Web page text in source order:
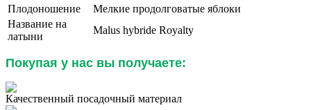
Плодоношение
Мелкие продолговатые яблоки
Название на
латыни
Malus hybride Royalty
Покупая у нас вы получаете:
Качественный посадочный материал